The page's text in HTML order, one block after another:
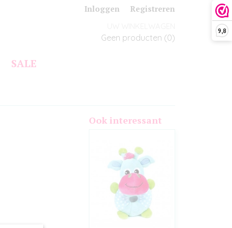
9,8
Inloggen Registreren
Geen producten (0)
SALE
Ook interessant